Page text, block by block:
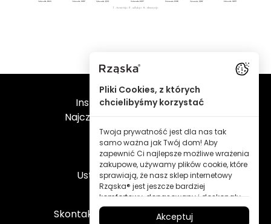
Informacje
Instrukcje montażu Video
Najczęściej zadawane pytania
Dane kontaktowe
Regulamin
Blog
Ustawienia plików cookie
Obsługa klienta
Skontaktuj się poprzez messenger
Pliki Cookies, z których
chcielibyśmy korzystać
Twoja prywatność jest dla nas tak
samo ważna jak Twój dom! Aby
zapewnić Ci najlepsze możliwe wrażenia
zakupowe, używamy plików cookie, które
sprawiają, że nasz sklep internetowy
Rząska® jest jeszcze bardziej
komfortowy, dopasowany i doskonały
dla Ciebie – wszystko po to, abyś mógł
odkrywać produkty marki Rząska® w
Akceptuj